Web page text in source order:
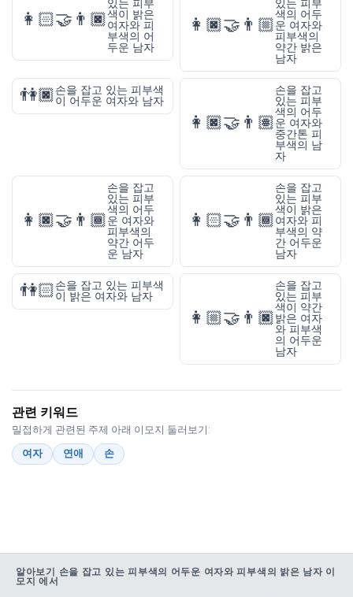
👩🏻‍🤝‍👨🏿
있는 피부
색이 밝은
여자와 피
부색의 어
두운 남자
👩🏿‍🤝‍👨🏼
있는 피부
색의 어두
운 여자와
피부색의
약간 밝은
남자
👫🏿손을 잡고 있는 피부색
이 어두운 여자와 남자
👩🏿‍🤝‍👨🏽
손을 잡고
있는 피부
색의 어두
운 여자와
중간톤 피
부색의 남
자
👩🏿‍🤝‍👨🏾
손을 잡고
있는 피부
색의 어두
운 여자와
피부색의
약간 어두
운 남자
👩🏻‍🤝‍👨🏾
손을 잡고
있는 피부
색이 밝은
여자와 피
부색의 약
간 어두운
남자
👫🏻손을 잡고 있는 피부색
이 밝은 여자와 남자
👩🏼‍🤝‍👨🏿
손을 잡고
있는 피부
색이 약간
밝은 여자
와 피부색
의 어두운
남자
관련 키워드
밀접하게 관련된 주제 아래 이모지 둘러보기:
여자
연애 손
알아보기 손을 잡고 있는 피부색의 어두운 여자와 피부색의 밝은 남자 이
모지 에서